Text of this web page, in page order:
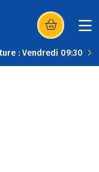
(s’ouvre dans
: Vendredi 09:30